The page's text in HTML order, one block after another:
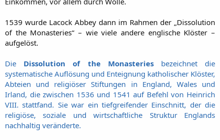
1539 wurde Lacock Abbey dann im Rahmen der „Dissolution
of the Monasteries“ – wie viele andere englische Klöster –
aufgelöst.
Die Dissolution of the Monasteriesbezeichnet die
systematische Auflösung und Enteignung katholischer Klöster,
Abteien und religiöser Stiftungen in England, Wales und
Irland, die zwischen 1536 und 1541 auf Befehl von Heinrich
VIII. stattfand. Sie war ein tiefgreifender Einschnitt, der die
religiöse, soziale und wirtschaftliche Struktur Englands
nachhaltig veränderte.